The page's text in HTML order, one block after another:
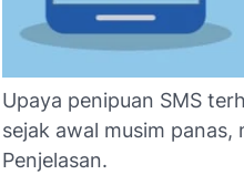
Upaya penipuan SMS
sejak awal musim
Penjelasan.